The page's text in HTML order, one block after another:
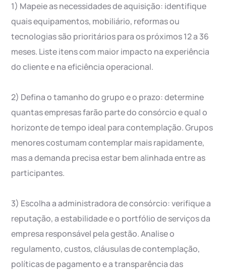
1) Mapeie as necessidades de aquisição: identifique
quais equipamentos, mobiliário, reformas ou
tecnologias são prioritários para os próximos 12 a 36
meses. Liste itens com maior impacto na experiência
do cliente e na eficiência operacional.
2) Defina o tamanho do grupo e o prazo: determine
quantas empresas farão parte do consórcio e qual o
horizonte de tempo ideal para contemplação. Grupos
menores costumam contemplar mais rapidamente,
mas a demanda precisa estar bem alinhada entre as
participantes.
3) Escolha a administradora de consórcio: verifique a
reputação, a estabilidade e o portfólio de serviços da
empresa responsável pela gestão. Analise o
regulamento, custos, cláusulas de contemplação,
políticas de pagamento e a transparência das